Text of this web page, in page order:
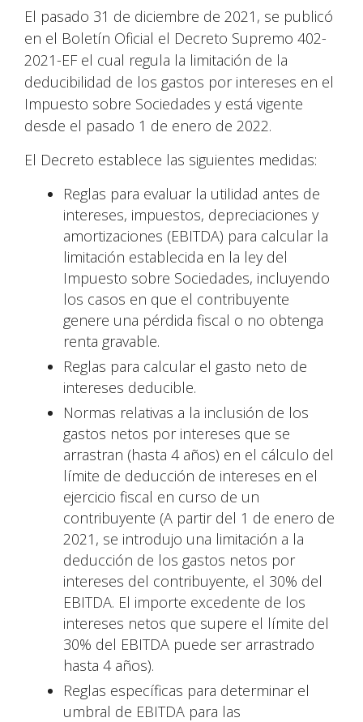
El pasado 31 de diciembre de 2021, se publicó
en el Boletín Oficial el Decreto Supremo 402-
2021-EF el cual regula la limitación de la
deducibilidad de los gastos por intereses en el
Impuesto sobre Sociedades y está vigente
desde el pasado 1 de enero de 2022.
El Decreto establece las siguientes medidas:
Reglas para evaluar la utilidad antes de
intereses, impuestos, depreciaciones y
amortizaciones (EBITDA) para calcular la
limitación establecida en la ley del
Impuesto sobre Sociedades, incluyendo
los casos en que el contribuyente
genere una pérdida fiscal o no obtenga
renta gravable.
Reglas para calcular el gasto neto de
intereses deducible.
Normas relativas a la inclusión de los
gastos netos por intereses que se
arrastran (hasta 4 años) en el cálculo del
límite de deducción de intereses en el
ejercicio fiscal en curso de un
contribuyente (A partir del 1 de enero de
2021, se introdujo una limitación a la
deducción de los gastos netos por
intereses del contribuyente, el 30% del
EBITDA. El importe excedente de los
intereses netos que supere el límite del
30% del EBITDA puede ser arrastrado
hasta 4 años).
Reglas específicas para determinar el
umbral de EBITDA para las